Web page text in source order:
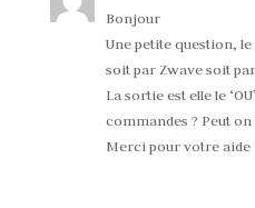
Bonjour
Une petite question,
soit par Zwave soit
La sortie est elle le
commandes ? Peut
Merci pour votre aide